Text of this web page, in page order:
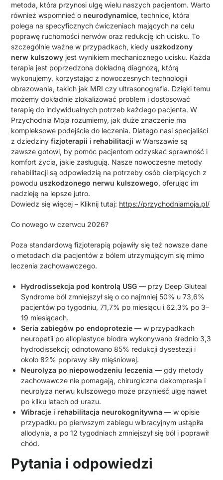
metoda, która przynosi ulgę wielu naszych pacjentom. Warto
również wspomnieć o neurodynamice, technice, która
polega na specyficznych ćwiczeniach mających na celu
poprawę ruchomości nerwów oraz redukcję ich ucisku. To
szczególnie ważne w przypadkach, kiedy uszkodzony
nerw kulszowy jest wynikiem mechanicznego ucisku. Każda
terapia jest poprzedzona dokładną diagnozą, którą
wykonujemy, korzystając z nowoczesnych technologii
obrazowania, takich jak MRI czy ultrasonografia. Dzięki temu
możemy dokładnie zlokalizować problem i dostosować
terapię do indywidualnych potrzeb każdego pacjenta. W
Przychodnia Moja rozumiemy, jak duże znaczenie ma
kompleksowe podejście do leczenia. Dlatego nasi specjaliści
z dziedzinyfizjoterapii i rehabilitacji w Warszawie są
zawsze gotowi, by pomóc pacjentom odzyskać sprawność i
komfort życia, jakie zasługują. Nasze nowoczesne metody
rehabilitacji są odpowiedzią na potrzeby osób cierpiących z
powodu uszkodzonego nerwu kulszowego, oferując im
nadzieję na lepsze jutro.
Dowiedz się więcej – Kliknij tutaj: https://przychodniamoja.pl/
Co nowego w czerwcu 2026?
Poza standardową fizjoterapią pojawiły się też nowsze dane
o metodach dla pacjentów z bólem utrzymującym się mimo
leczenia zachowawczego.
Hydrodissekcja pod kontrolą USG — przy Deep Gluteal
Syndrome ból zmniejszył się o co najmniej 50% u 73,6%
pacjentów po tygodniu, 71,7% po miesiącu i 62,3% po 3–
19 miesiącach.
Seria zabiegów po endoprotezie — w przypadkach
neuropatii po alloplastyce biodra wykonywano średnio 3,3
hydrodissekcji; odnotowano 85% redukcji dysestezji i
około 82% poprawy siły mięśniowej.
Neurolyza po niepowodzeniu leczenia — gdy metody
zachowawcze nie pomagają, chirurgiczna dekompresja i
neurolyza nerwu kulszowego może przynieść ulgę nawet
po kilku latach od urazu.
Wibracje i rehabilitacja neurokognitywna — w opisie
przypadku po pierwszym zabiegu wibracyjnym ustąpiła
allodynia, a po 12 tygodniach zmniejszył się ból i poprawił
chód.
Pytania i odpowiedzi